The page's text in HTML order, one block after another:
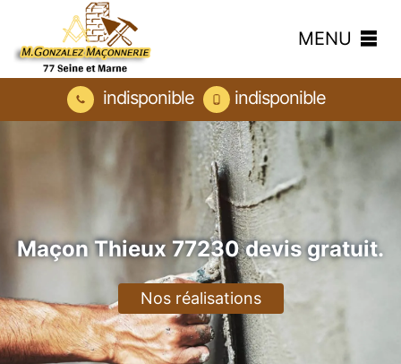
MENU
indisponible indisponible
Maçon Thieux 77230 devis gratuit.
Nos réalisations